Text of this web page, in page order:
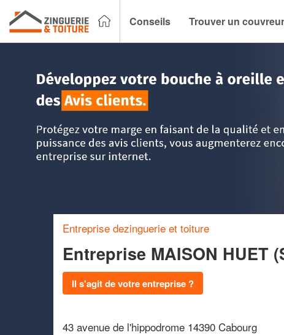
Conseils Trouver un
Entreprise dezinguerie et toiture
Entreprise MAISON HUET
Il s'agit de votre entreprise ?
43 avenue de l'hippodrome 14390 Cabourg